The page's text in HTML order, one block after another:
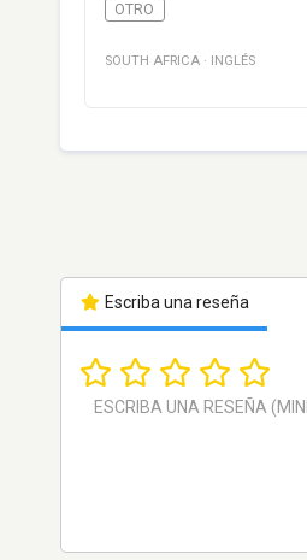
OTRO
SOUTH AFRICA · INGLÉS
Escriba una reseña